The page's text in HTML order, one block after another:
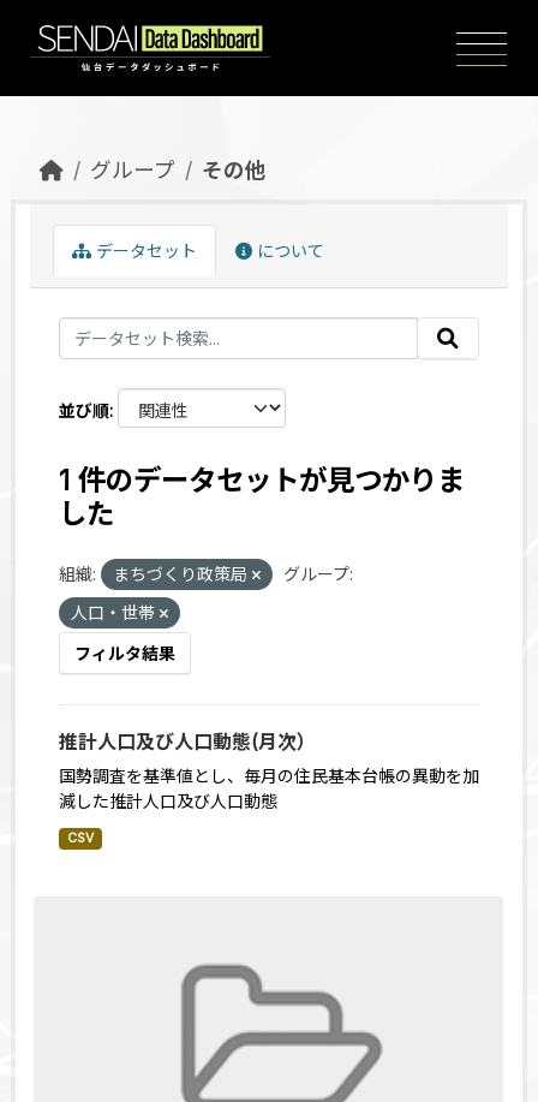
グループ その他
データセット について
並び順
1 件のデータセットが見つかりま
した
組織: まちづくり政策局
グループ:
人口・世帯
フィルタ結果
推計人口及び人口動態(月次）
国勢調査を基準値とし、毎月の住民基本台帳の異動を加
減した推計人口及び人口動態
CSV